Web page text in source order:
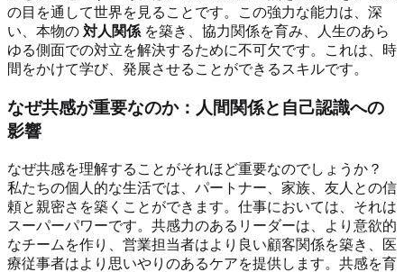
の目を通して世界を見ることです。この強力な能力は、深
い、本物の 対人関係を築き、協力関係を育み、人生のあら
ゆる側面での対立を解決するために不可欠です。これは、時
間をかけて学び、発展させることができるスキルです。
なぜ共感が重要なのか：人間関係と自己認識への
影響
なぜ共感を理解することがそれほど重要なのでしょうか？
私たちの個人的な生活では、パートナー、家族、友人との信
頼と親密さを築くことができます。仕事においては、それは
スーパーパワーです。共感力のあるリーダーは、より意欲的
なチームを作り、営業担当者はより良い顧客関係を築き、医
療従事者はより思いやりのあるケアを提供します。共感を育